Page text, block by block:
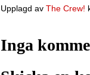
Upplagd av The Crew!
Inga